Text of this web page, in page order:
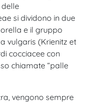
si dividono in due
e il gruppo
vulgaris (Krienitz et
cocciacee con
chiamate “palle
vengono sempre